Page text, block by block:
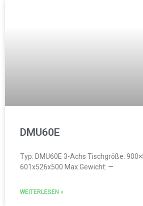
DMU60E
Typ: DMU60E 3-Achs Tischgröße:
601x526x500 Max.Gewicht: —
WEITERLESEN »